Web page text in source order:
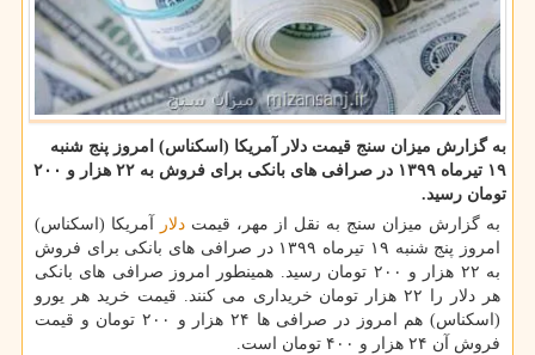
به گزارش میزان سنج قیمت دلار آمریكا (اسكناس) امروز پنج شنبه
۱۹ تیرماه ۱۳۹۹ در صرافی های بانكی برای فروش به ۲۲ هزار و ۲۰۰
تومان رسید.
به گزارش میزان سنج به نقل از مهر، قیمت دلار
آمریکا (اسکناس)
امروز پنج شنبه ۱۹ تیرماه ۱۳۹۹ در صرافی های بانکی برای فروش
به ۲۲ هزار و ۲۰۰ تومان رسید. همینطور امروز صرافی های بانکی
هر دلار را ۲۲ هزار تومان خریداری می کنند. قیمت خرید هر یورو
(اسکناس) هم امروز در صرافی ها ۲۴ هزار و ۲۰۰ تومان و قیمت
فروش آن ۲۴ هزار و ۴۰۰ تومان است.